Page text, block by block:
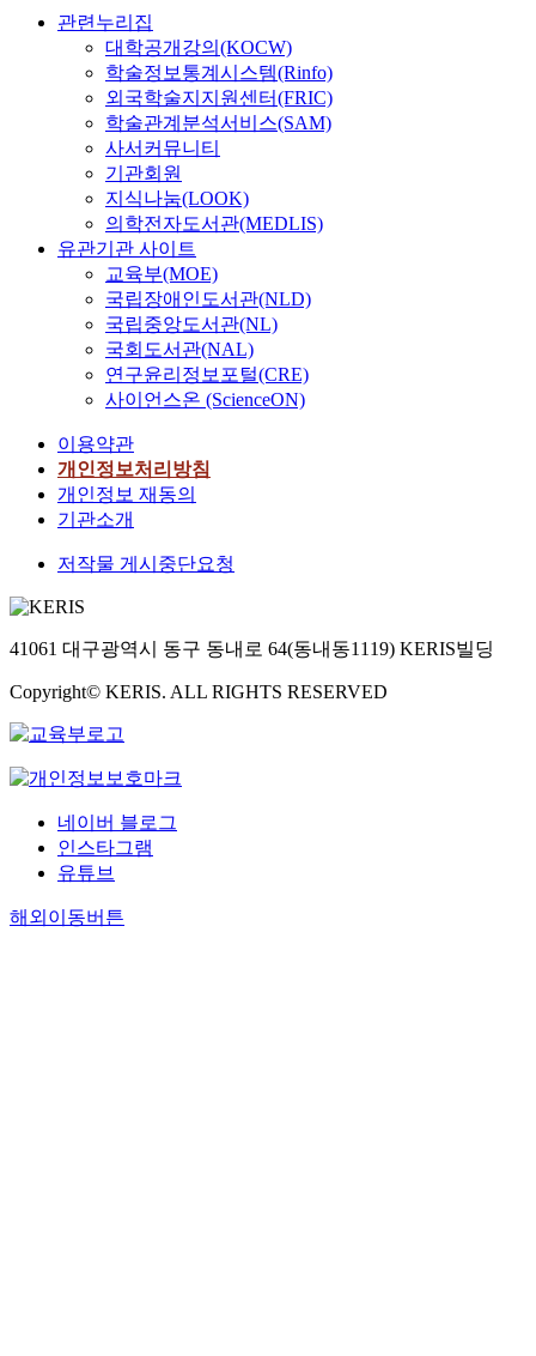
관련누리집
대학공개강의(KOCW)
학술정보통계시스템(Rinfo)
외국학술지지원센터(FRIC)
학술관계분석서비스(SAM)
사서커뮤니티
기관회원
지식나눔(LOOK)
의학전자도서관(MEDLIS)
유관기관 사이트
교육부(MOE)
국립장애인도서관(NLD)
국립중앙도서관(NL)
국회도서관(NAL)
연구윤리정보포털(CRE)
사이언스온 (ScienceON)
이용약관
개인정보처리방침
개인정보 재동의
기관소개
저작물 게시중단요청
41061 대구광역시 동구 동내로 64(동내동1119) KERIS빌딩
Copyright© KERIS. ALL RIGHTS RESERVED
네이버 블로그
인스타그램
유튜브
해외이동버튼